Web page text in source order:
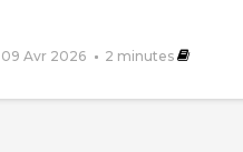
09 Avr 2026 2 minutes